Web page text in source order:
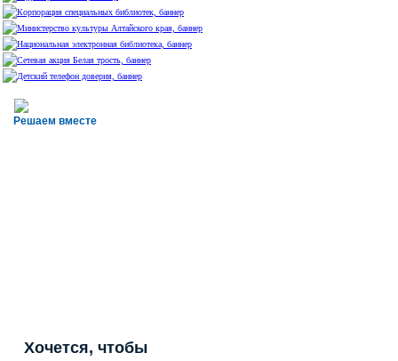
Решаем вместе
Хочется, чтобы